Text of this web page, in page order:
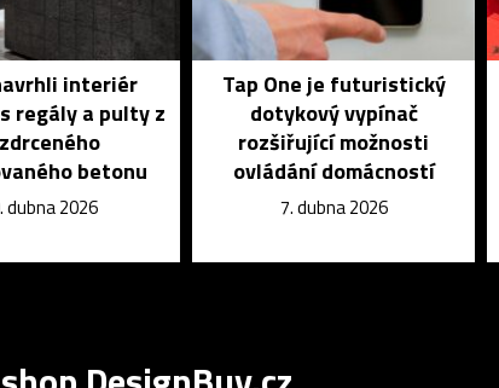
interiér
regály a pulty z
betonu
dubna 2026
Tap One je futuristický
dotykový vypínač
rozšiřující možnosti
ovládání domácností
7. dubna 2026